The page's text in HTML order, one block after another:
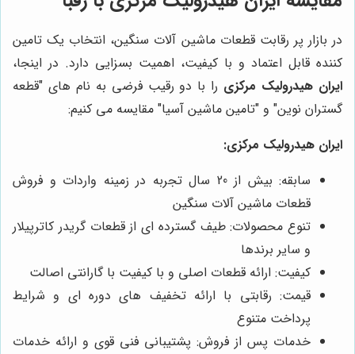
در بازار پر رقابت قطعات ماشین آلات سنگین، انتخاب یک تامین
کننده قابل اعتماد و با کیفیت، اهمیت بسزایی دارد. در اینجا،
ایران هیدرولیک مرکزی را با دو رقیب فرضی به نام های "قطعه
گستران نوین" و "تامین ماشین آسیا" مقایسه می کنیم:
ایران هیدرولیک مرکزی:
سابقه: بیش از 20 سال تجربه در زمینه واردات و فروش
قطعات ماشین آلات سنگین
تنوع محصولات: طیف گسترده ای از قطعات گریدر کاترپیلار
و سایر برندها
کیفیت: ارائه قطعات اصلی و با کیفیت با گارانتی اصالت
قیمت: رقابتی با ارائه تخفیف های دوره ای و شرایط
پرداخت متنوع
خدمات پس از فروش: پشتیبانی فنی قوی و ارائه خدمات